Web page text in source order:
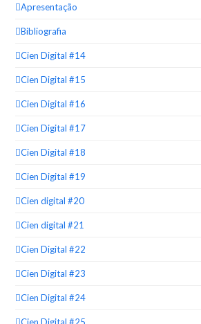
Apresentação
Bibliografia
Cien Digital #14
Cien Digital #15
Cien Digital #16
Cien Digital #17
Cien Digital #18
Cien Digital #19
Cien digital #20
Cien digital #21
Cien Digital #22
Cien Digital #23
Cien Digital #24
Cien Digital #25